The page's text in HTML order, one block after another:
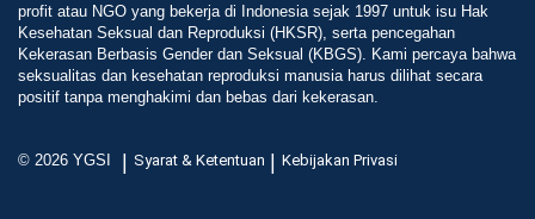
profit atau NGO yang bekerja di Indonesia sejak 1997 untuk isu Hak
Kesehatan Seksual dan Reproduksi (HKSR), serta pencegahan
Kekerasan Berbasis Gender dan Seksual (KBGS). Kami percaya bahwa
seksualitas dan kesehatan reproduksi manusia harus dilihat secara
positif tanpa menghakimi dan bebas dari kekerasan.
© 2026 YGSI | Syarat & Ketentuan | Kebijakan Privasi